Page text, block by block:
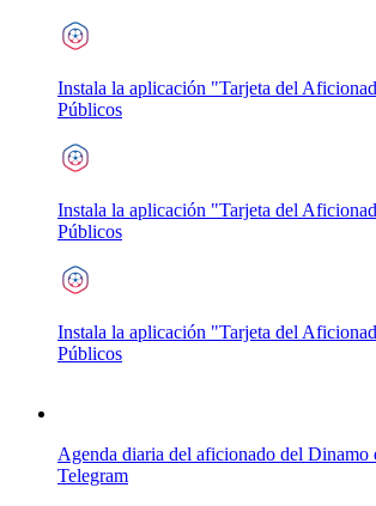
Instala la aplicación "Tarjeta del
Públicos
Instala la aplicación "Tarjeta del
Públicos
Instala la aplicación "Tarjeta del
Públicos
Agenda diaria del aficionado del Dinamo
Telegram